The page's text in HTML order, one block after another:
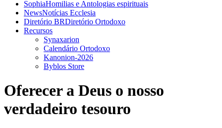
SophiaHomilias e Antologias espirituais
NewsNotícias Ecclesia
Diretório BRDiretório Ortodoxo
Recursos
Synaxarion
Calendário Ortodoxo
Kanonion-2026
Byblos Store
Oferecer a Deus o nosso
verdadeiro tesouro